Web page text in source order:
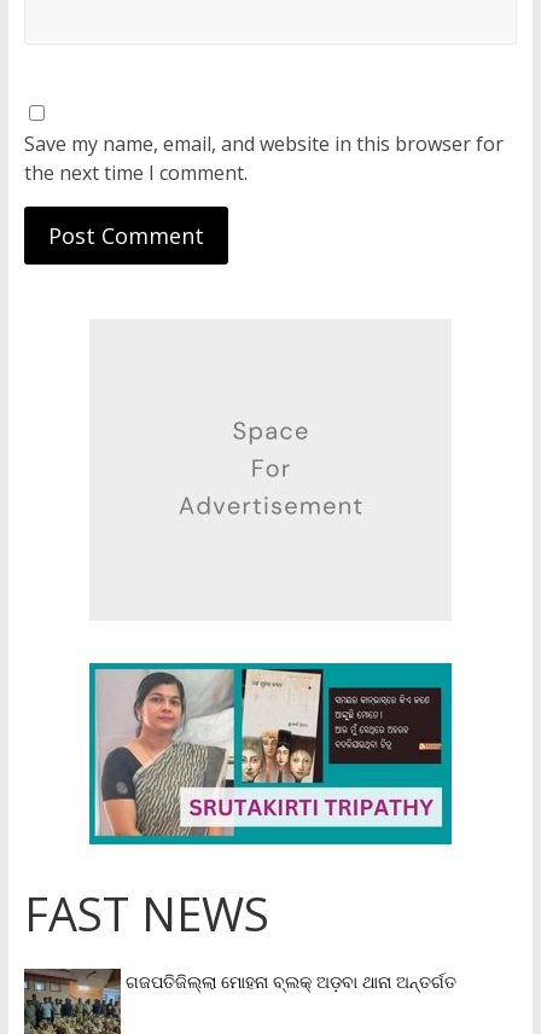
Save my name, email, and website in this browser for
the next time I comment.
FAST NEWS
ଗଜପତିଜିଲ୍ଲା ମୋହନା ବ୍ଲକ୍‌ ଅଡ଼ବା ଥାନା ଅନ୍ତର୍ଗତ